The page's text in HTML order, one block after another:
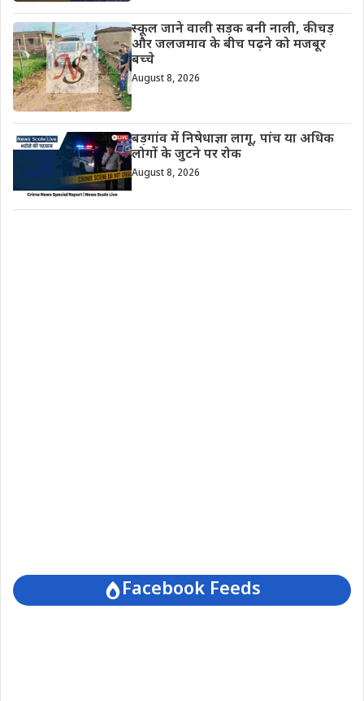
स्कूल जाने वाली सड़क बनी नाली, कीचड़
और जलजमाव के बीच पढ़ने को मजबूर
बच्चे
August 8, 2026
बड़गांव में निषेधाज्ञा लागू, पांच या अधिक
लोगों के जुटने पर रोक
August 8, 2026
Facebook Feeds